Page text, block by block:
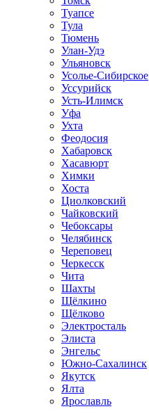
Туапсе
Тула
Тюмень
Улан-Удэ
Ульяновск
Усолье-Сибирское
Уссурийск
Усть-Илимск
Уфа
Ухта
Феодосия
Хабаровск
Хасавюрт
Химки
Хоста
Циолковский
Чайковский
Чебоксары
Челябинск
Череповец
Черкесск
Чита
Шахты
Щёлкино
Щёлково
Электросталь
Элиста
Энгельс
Южно-Сахалинск
Якутск
Ялта
Ярославль